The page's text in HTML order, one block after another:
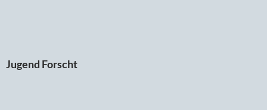
Jugend Forscht